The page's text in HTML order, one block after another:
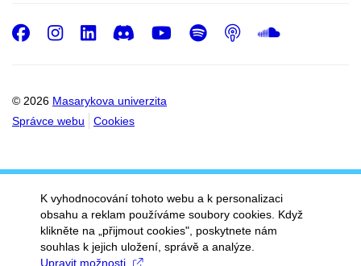
© 2026 Masarykova univerzita
Správce webu
Cookies
Facebook
Instagram
LinkedIn
DiscordYoutube
Spotify
Podcast
K vyhodnocování tohoto webu a k personalizaci
obsahu a reklam používáme soubory cookies. Když
klikněte na „přijmout cookies", poskytnete nám
souhlas k jejich uložení, správě a analýze.
Upravit možnosti